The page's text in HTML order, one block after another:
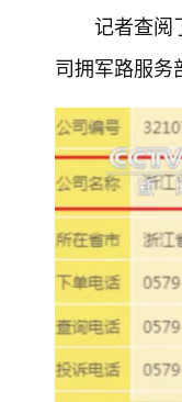
记者查阅
司拥军路服务